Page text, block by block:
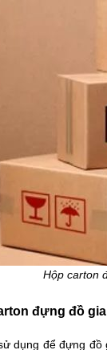
Hộp carton
đựng đồ
dụng để đựng đồ